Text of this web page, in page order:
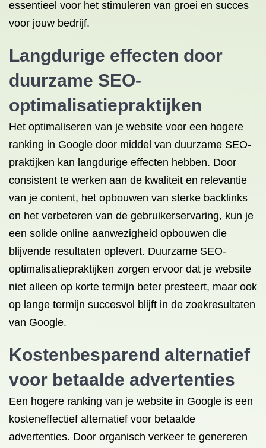
essentieel voor het stimuleren van groei en succes
voor jouw bedrijf.
Langdurige effecten door
duurzame SEO-
optimalisatiepraktijken
Het optimaliseren van je website voor een hogere
ranking in Google door middel van duurzame SEO-
praktijken kan langdurige effecten hebben. Door
consistent te werken aan de kwaliteit en relevantie
van je content, het opbouwen van sterke backlinks
en het verbeteren van de gebruikerservaring, kun je
een solide online aanwezigheid opbouwen die
blijvende resultaten oplevert. Duurzame SEO-
optimalisatiepraktijken zorgen ervoor dat je website
niet alleen op korte termijn beter presteert, maar ook
op lange termijn succesvol blijft in de zoekresultaten
van Google.
Kostenbesparend alternatief
voor betaalde advertenties
Een hogere ranking van je website in Google is een
kosteneffectief alternatief voor betaalde
advertenties. Door organisch verkeer te genereren